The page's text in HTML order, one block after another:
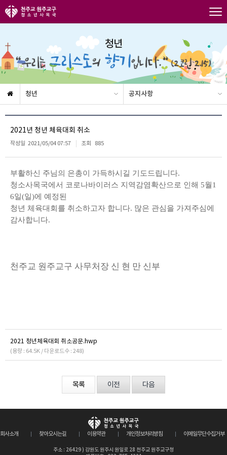
청년
청년 공지사항
2021년 청년 체육대회 취소
작성일 2021/05/04 07:57 조회 885
부활하신 주님의 은총이 가득하시길 기도드립니다.
청소사목국에서 코로나바이러스 지역감염확산으로 인해 5월1
6일(일)에 예정된
청년 체육대회를 취소하고자 합니다. 많은 관심을 가져주심에
감사합니다.
천주교 원주교구 사무처장 신 현 만 신부
2021 청년체육대회 취소공문.hwp
(용량 : 64.5K / 다운로드수 : 248)
목록 이전 다음
회사소개 찾아오시는길 이용약관 개인정보처리방침 이메일무단수집거부
주소 : 26429 ) 강원도 원주시 원일로 28 천주교 원주교구청